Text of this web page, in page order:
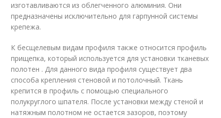
изготавливаются из облегченного алюминия. Они
предназначены исключительно для гарпунной системы
крепежа.
К бесщелевым видам профиля также относится профиль
прищепка, который используется для установки тканевых
полотен . Для данного вида профиля существует два
способа крепления стеновой и потолочный. Ткань
крепится в профиль с помощью специального
полукруглого шпателя. После установки между стеной и
натяжным полотном не остается зазоров, поэтому